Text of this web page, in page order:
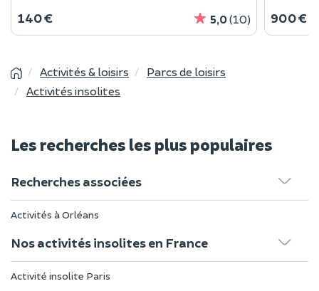
140 € 5,0(10) 900 €
Activités & loisirs
Parcs de loisirs
Activités insolites
Les recherches les plus populaires
Recherches associées
Activités à Orléans
Nos activités insolites en France
Activité insolite Paris